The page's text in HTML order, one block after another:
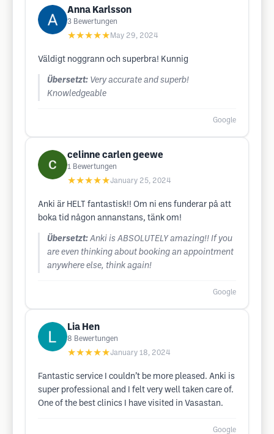
Anna Karlsson
3 Bewertungen
★★★★★ May 29, 2024
Väldigt noggrann och superbra! Kunnig
Übersetzt: Very accurate and superb!
Knowledgeable
Google
celinne carlen geewe
1 Bewertungen
★★★★★January 25, 2024
Anki är HELT fantastisk!! Om ni ens funderar på att
boka tid någon annanstans, tänk om!
Übersetzt: Anki is ABSOLUTELY amazing!! If you
are even thinking about booking an appointment
anywhere else, think again!
Google
Lia Hen
8 Bewertungen
★★★★★January 18, 2024
Fantastic service I couldn’t be more pleased. Anki is
super professional and I felt very well taken care of.
One of the best clinics I have visited in Vasastan.
Google